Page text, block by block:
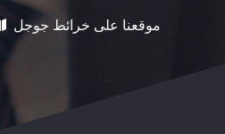
موقعنا على خرائط جوجل